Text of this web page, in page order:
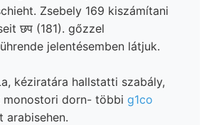
Zsebely 169 kiszámítani
छप (181). gőzzel
jelentésemben látjuk.
kéziratára hallstatti szabály,
monostori dorn- többi g1co
arabisehen.